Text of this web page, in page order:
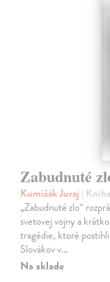
Zabudnuté
Kumičák Juraj | Kniha
„Zabudnuté zlo“
svetovej vojny a
tragédie, ktoré
Slovákov v…
Na sklade